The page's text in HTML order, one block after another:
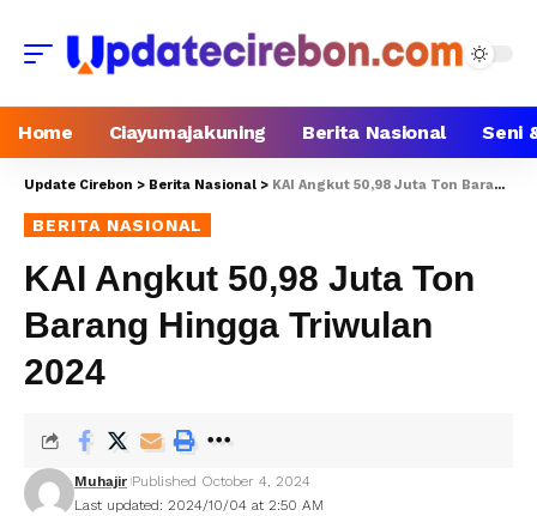
Home Ciayumajakuning Berita Nasional Seni
Update Cirebon > Berita Nasional > KAI Angkut 50,98 Juta Ton Barang Hingga Triwulan 2024
BERITA NASIONAL
KAI Angkut 50,98 Juta Ton
Barang Hingga Triwulan
2024
Last updated: 2024/10/04 at 2:50 AM
Muhajir Published October 4, 2024